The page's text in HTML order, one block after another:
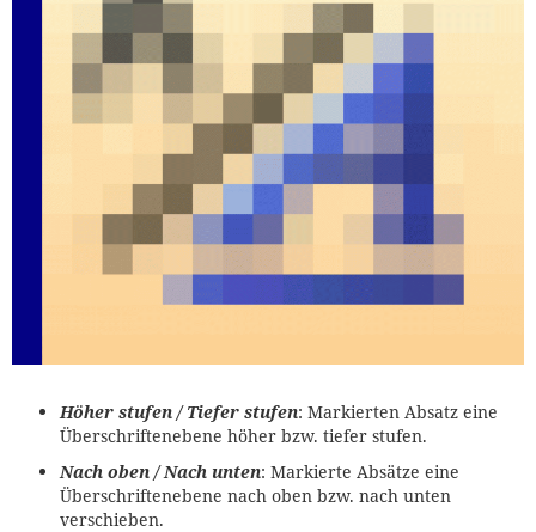
Höher stufen / Tiefer stufen: Markierten Absatz eine
Überschriftenebene höher bzw. tiefer stufen.
Nach oben / Nach unten: Markierte Absätze eine
Überschriftenebene nach oben bzw. nach unten
verschieben.